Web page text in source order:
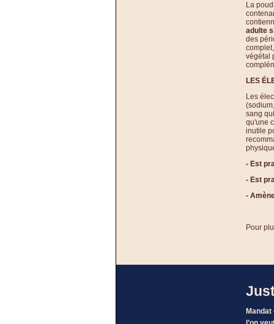
La
adulte
des
végétal
LES
Les
sang
qu'une
inutile
- Est
- Est
-
Pour